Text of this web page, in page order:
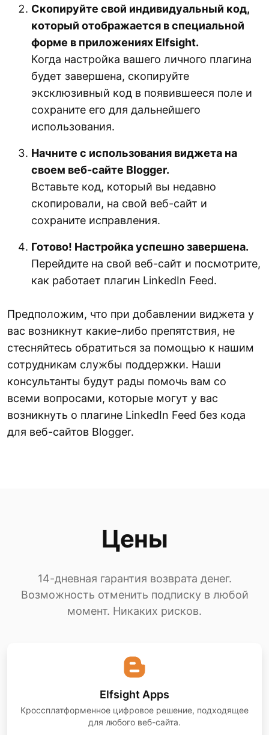
Скопируйте свой индивидуальный код,
который отображается в специальной
форме в приложениях Elfsight.
Когда настройка вашего личного плагина
будет завершена, скопируйте
эксклюзивный код в появившееся поле и
сохраните его для дальнейшего
использования.
Начните с использования виджета на
своем веб-сайте Blogger.
Вставьте код, который вы недавно
скопировали, на свой веб-сайт и
сохраните исправления.
Готово! Настройка успешно завершена.
Перейдите на свой веб-сайт и посмотрите,
как работает плагин LinkedIn Feed.
Предположим, что при добавлении виджета у
вас возникнут какие-либо препятствия, не
стесняйтесь обратиться за помощью к нашим
сотрудникам службы поддержки. Наши
консультанты будут рады помочь вам со
всеми вопросами, которые могут у вас
возникнуть о плагине LinkedIn Feed без кода
для веб-сайтов Blogger.
Цены
14-дневная гарантия возврата денег.
Возможность отменить подписку в любой
момент. Никаких рисков.
Elfsight Apps
Кроссплатформенное цифровое решение, подходящее
для любого веб-сайта.